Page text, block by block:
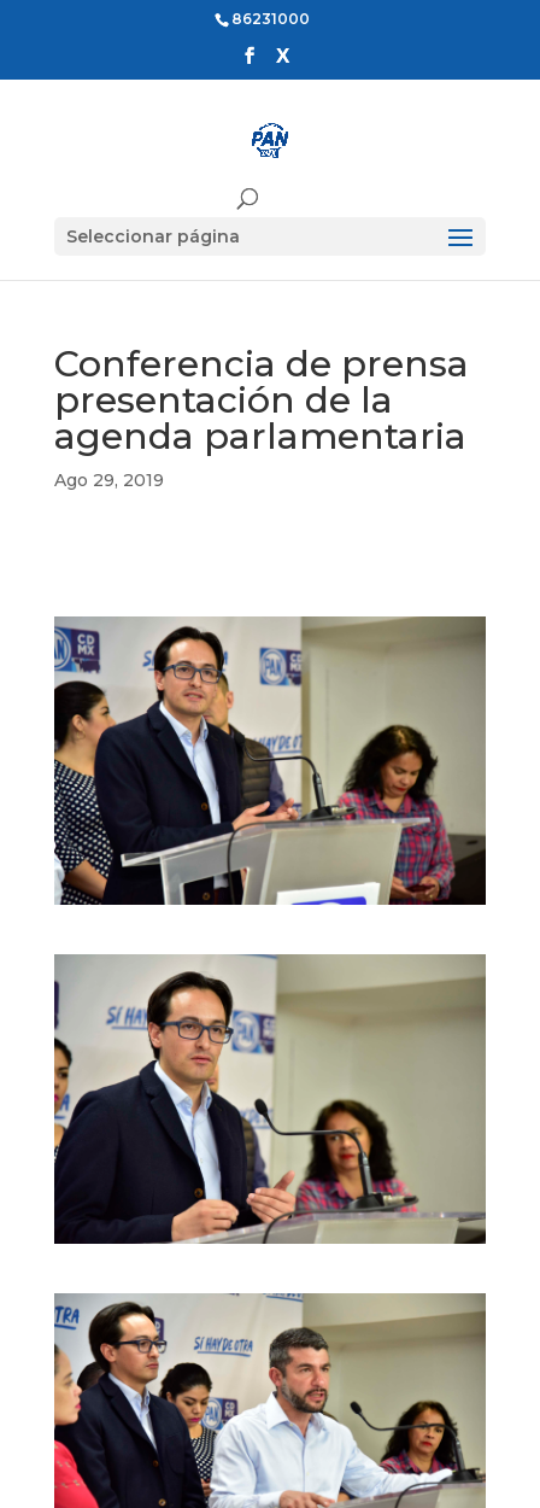
86231000
Seleccionar página
Conferencia de prensa
presentación de la
agenda parlamentaria
Ago 29, 2019